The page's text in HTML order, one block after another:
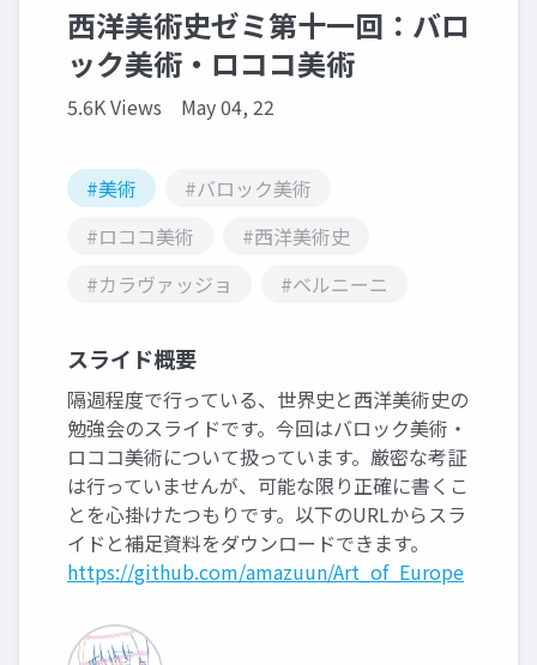
西洋美術史ゼミ第十一回：バロ
ック美術・ロココ美術
5.6K Views May 04, 22
#美術
#バロック美術
#ロココ美術
#西洋美術史
#カラヴァッジョ
#ベルニーニ
スライド概要
隔週程度で行っている、世界史と西洋美術史の
勉強会のスライドです。今回はバロック美術・
ロココ美術について扱っています。厳密な考証
は行っていませんが、可能な限り正確に書くこ
とを心掛けたつもりです。以下のURLからスラ
イドと補足資料をダウンロードできます。
https://github.com/amazuun/Art_of_Europe